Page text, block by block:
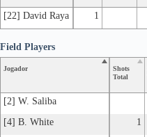
[22] David Raya 1
Jogador
Shots
Total
[2] W. Saliba
[4] B. White
1
Field Players